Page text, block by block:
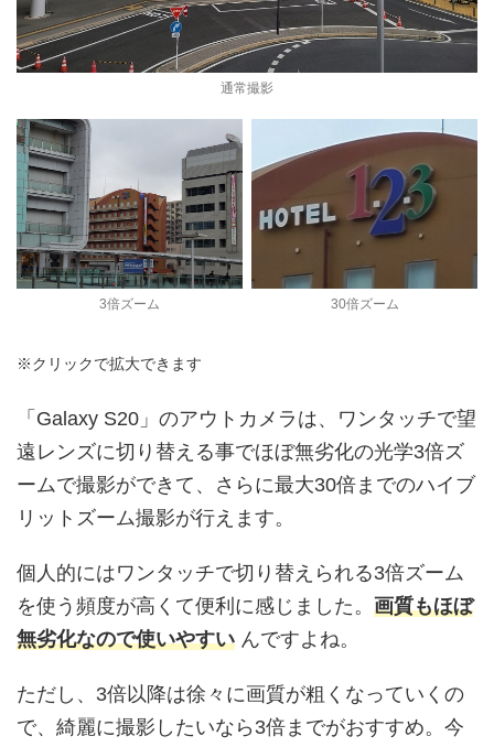
通常撮影
3倍ズーム 30倍ズーム
※クリックで拡大できます
「Galaxy S20」のアウトカメラは、ワンタッチで望
遠レンズに切り替える事でほぼ無劣化の光学3倍ズ
ームで撮影ができて、さらに最大30倍までのハイブ
リットズーム撮影が行えます。
個人的にはワンタッチで切り替えられる3倍ズーム
を使う頻度が高くて便利に感じました。 画質もほぼ
無劣化なので使いやすい んですよね。
ただし、3倍以降は徐々に画質が粗くなっていくの
で、綺麗に撮影したいなら3倍までがおすすめ。今